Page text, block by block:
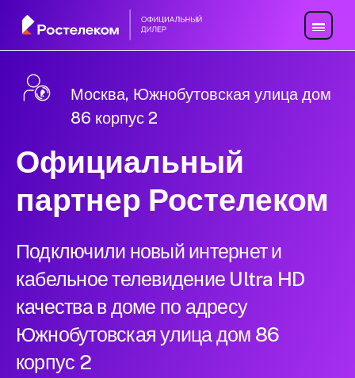
Москва, Южнобутовская улица дом
86 корпус 2
Официальный
партнер Ростелеком
Подключили новый интернет и
кабельное телевидение Ultra HD
качества в доме по адресу
Южнобутовская улица дом 86
корпус 2